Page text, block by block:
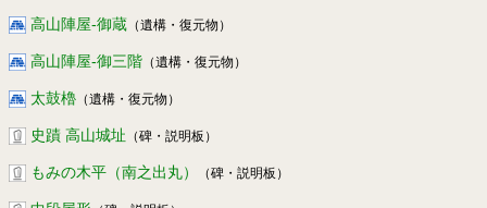
高山陣屋-御蔵 （遺構・復元物）
高山陣屋-御三階 （遺構・復元物）
太鼓櫓 （遺構・復元物）
史蹟 高山城址 （碑・説明板）
もみの木平（南之出丸） （碑・説明板）